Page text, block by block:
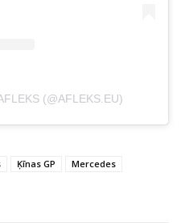
(@AFLEKS.EU)
Ķīnas GP
Mercedes